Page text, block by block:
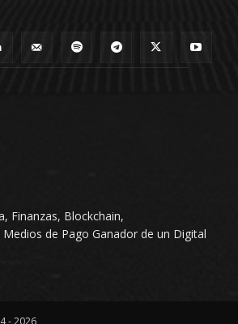
Finanzas, Blockchain,
de Pago Ganador de un Digital
- 2026